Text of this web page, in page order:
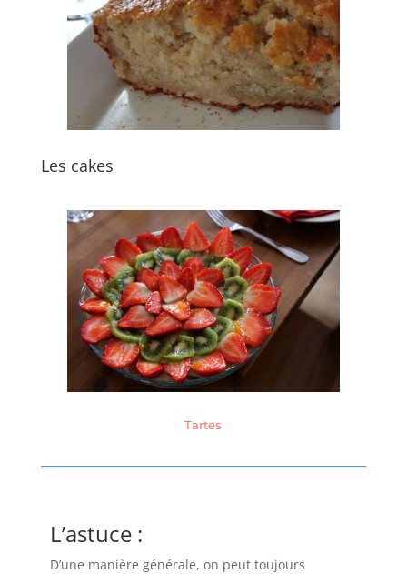
Les cakes
Tartes
L’astuce :
D’une manière générale, on peut toujours